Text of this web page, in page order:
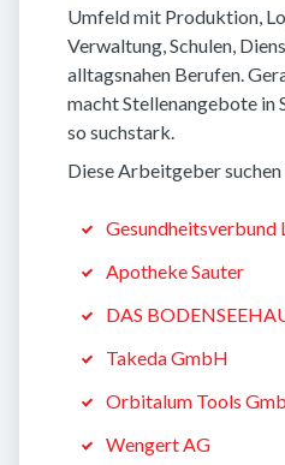
Umfeld mit Produktion,
Verwaltung, Schulen,
alltagsnahen Berufen.
macht Stellenangebote in
so suchstark.
Diese Arbeitgeber suchen
Gesundheitsverbund
Apotheke Sauter
DAS
Takeda GmbH
Orbitalum Tools
Wengert AG